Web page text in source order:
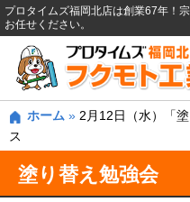
プロタイムズ福岡北店は創業67年！
お任せください。
ホーム » 2月12日（水）「
ス
塗り替え勉強会